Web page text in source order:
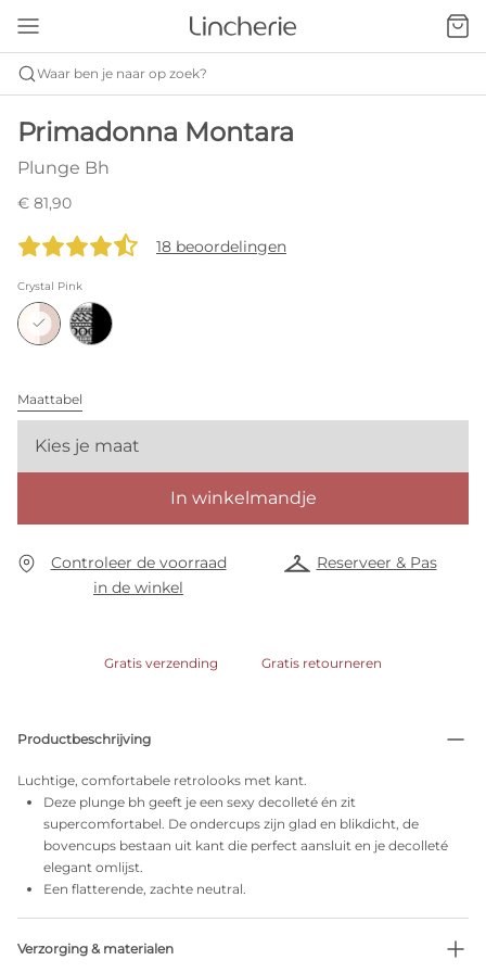
Waar ben je naar op zoek?
Primadonna Montara
Plunge Bh
€ 81,90
18 beoordelingen
Crystal Pink
Maattabel
Kies je maat
In winkelmandje
Controleer de voorraad
in de winkel
Reserveer & Pas
Gratis verzending Gratis retourneren
Productbeschrijving
Luchtige, comfortabele retrolooks met kant.
Deze plunge bh geeft je een sexy decolleté én zit
supercomfortabel. De ondercups zijn glad en blikdicht, de
bovencups bestaan uit kant die perfect aansluit en je decolleté
elegant omlijst.
Een flatterende, zachte neutral.
Verzorging & materialen